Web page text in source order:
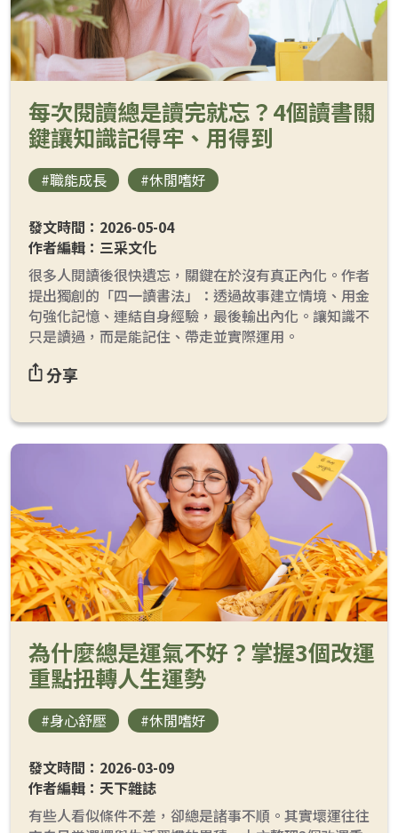
每次閱讀總是讀完就忘？4個讀書關
鍵讓知識記得牢、用得到
#職能成長 #休閒嗜好
發文時間：2026-05-04
作者編輯：三采文化
很多人閱讀後很快遺忘，關鍵在於沒有真正內化。作者
提出獨創的「四一讀書法」：透過故事建立情境、用金
句強化記憶、連結自身經驗，最後輸出內化。讓知識不
只是讀過，而是能記住、帶走並實際運用。
分享
為什麼總是運氣不好？掌握3個改運
重點扭轉人生運勢
#身心舒壓 #休閒嗜好
發文時間：2026-03-09
作者編輯：天下雜誌
有些人看似條件不差，卻總是諸事不順。其實壞運往往